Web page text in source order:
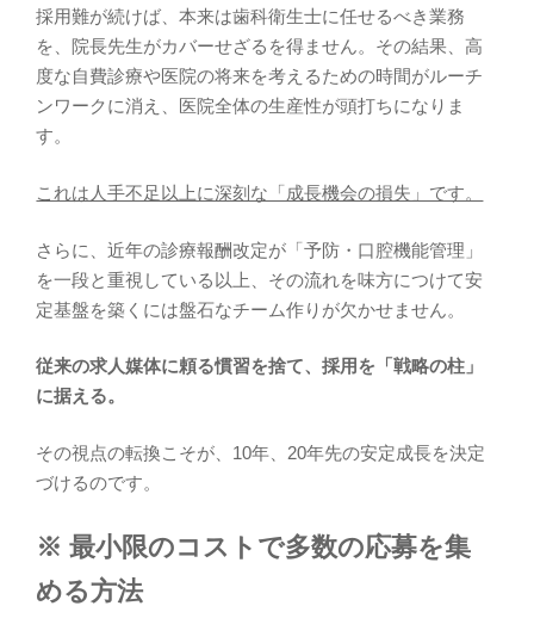
採用難が続けば、本来は歯科衛生士に任せるべき業務
を、院長先生がカバーせざるを得ません。その結果、高
度な自費診療や医院の将来を考えるための時間がルーチ
ンワークに消え、医院全体の生産性が頭打ちになりま
す。
これは人手不足以上に深刻な「成長機会の損失」です。
さらに、近年の診療報酬改定が「予防・口腔機能管理」
を一段と重視している以上、その流れを味方につけて安
定基盤を築くには盤石なチーム作りが欠かせません。
従来の求人媒体に頼る慣習を捨て、採用を「戦略の柱」
に据える。
その視点の転換こそが、10年、20年先の安定成長を決定
づけるのです。
※ 最小限のコストで多数の応募を集
める方法